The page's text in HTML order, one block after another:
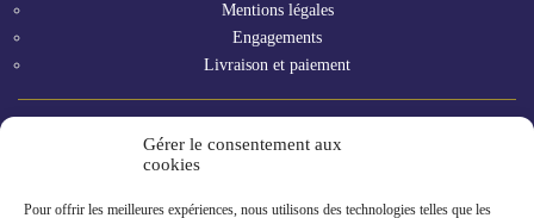
Gérer le consentement aux
cookies
Pour offrir les meilleures expériences, nous utilisons des technologies telles que les
Mentions légales
Engagements
Livraison et paiement
Vous êtes un professionnel ?